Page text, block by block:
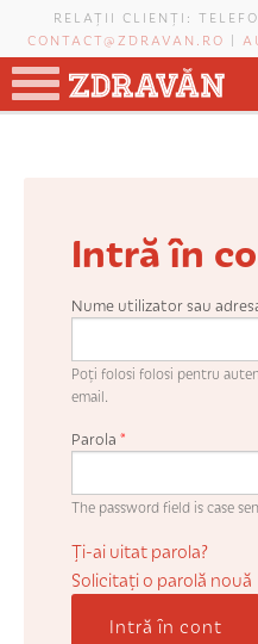
Mergi la conţinutul principal
RELAȚII CLIENȚI:
CONTACT@ZDRAVAN.RO |
Intră în
Nume utilizator sau
Poți folosi folosi pentru
email.
Parola *
The password field is case
Ți-ai uitat parola?
Solicitaţi o parolă nouă
Intră în cont